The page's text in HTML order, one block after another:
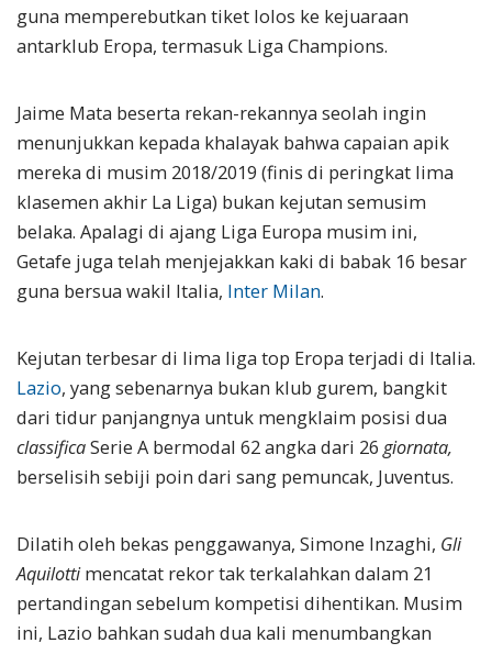
guna memperebutkan tiket lolos ke kejuaraan
antarklub Eropa, termasuk Liga Champions.
Jaime Mata beserta rekan-rekannya seolah ingin
menunjukkan kepada khalayak bahwa capaian apik
mereka di musim 2018/2019 (finis di peringkat lima
klasemen akhir La Liga) bukan kejutan semusim
belaka. Apalagi di ajang Liga Europa musim ini,
Getafe juga telah menjejakkan kaki di babak 16 besar
guna bersua wakil Italia, Inter Milan.
Kejutan terbesar di lima liga top Eropa terjadi di Italia.
Lazio, yang sebenarnya bukan klub gurem, bangkit
dari tidur panjangnya untuk mengklaim posisi dua
classificaSerie A bermodal 62 angka dari 26 giornata,
berselisih sebiji poin dari sang pemuncak, Juventus.
Dilatih oleh bekas penggawanya, Simone Inzaghi, Gli
Aquilottimencatat rekor tak terkalahkan dalam 21
pertandingan sebelum kompetisi dihentikan. Musim
ini, Lazio bahkan sudah dua kali menumbangkan